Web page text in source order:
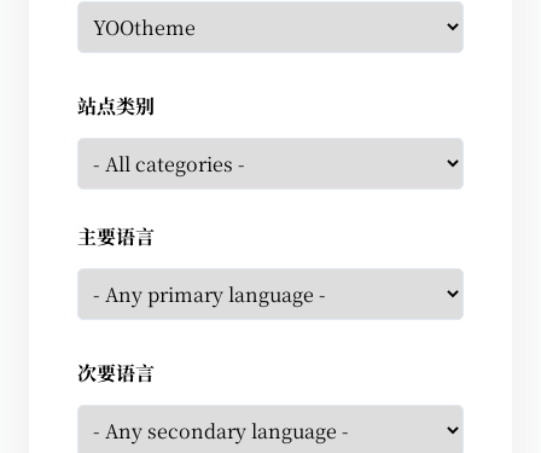
站点类别
主要语言
次要语言